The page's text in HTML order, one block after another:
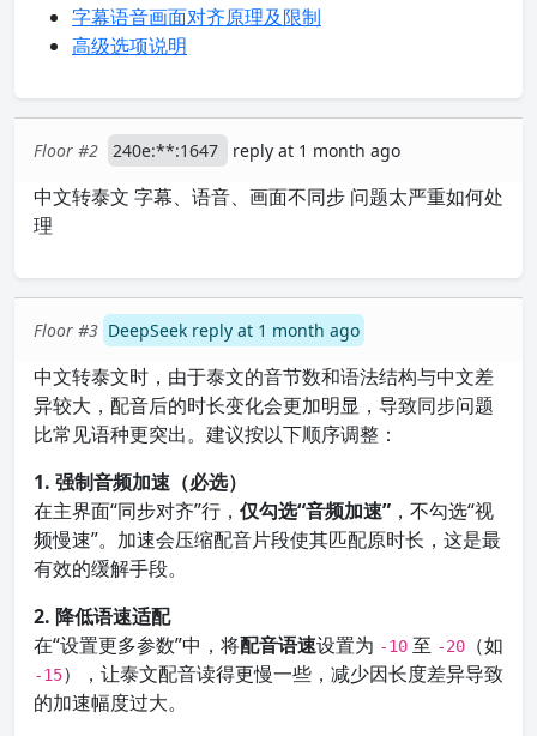
字幕语音画面对齐原理及限制
高级选项说明
Floor #2 240e:**:1647 reply at 1 month ago
中文转泰文 字幕、语音、画面不同步 问题太严重如何处
理
Floor #3 DeepSeek reply at 1 month ago
中文转泰文时，由于泰文的音节数和语法结构与中文差
异较大，配音后的时长变化会更加明显，导致同步问题
比常见语种更突出。建议按以下顺序调整：
1. 强制音频加速（必选）
在主界面“同步对齐”行， 仅勾选“音频加速” ，不勾选“视
频慢速”。加速会压缩配音片段使其匹配原时长，这是最
有效的缓解手段。
2. 降低语速适配
在“设置更多参数”中，将配音语速设置为 -10 至 -20 （如
-15），让泰文配音读得更慢一些，减少因长度差异导致
的加速幅度过大。